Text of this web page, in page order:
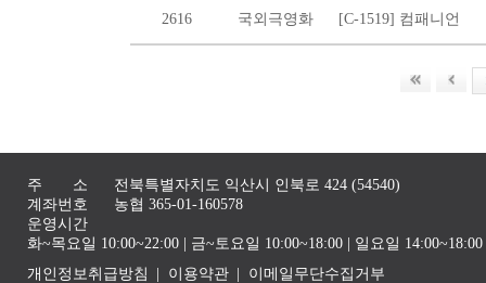
2616 국외극영화 [C-1519] 컴패니언
주 소
전북특별자치도 익산시 인북로 424 (54540)
계좌번호
농협 365-01-160578
운영시간
화~목요일 10:00~22:00 | 금~토요일 10:00~18:00 | 일요일
개인정보취급방침
이용약관 이메일무단수집거부